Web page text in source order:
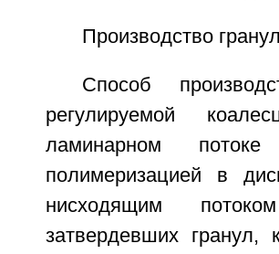
Производство
Способ
регулируемой
ламинарном
полимеризацией в
нисходящим
затвердевших